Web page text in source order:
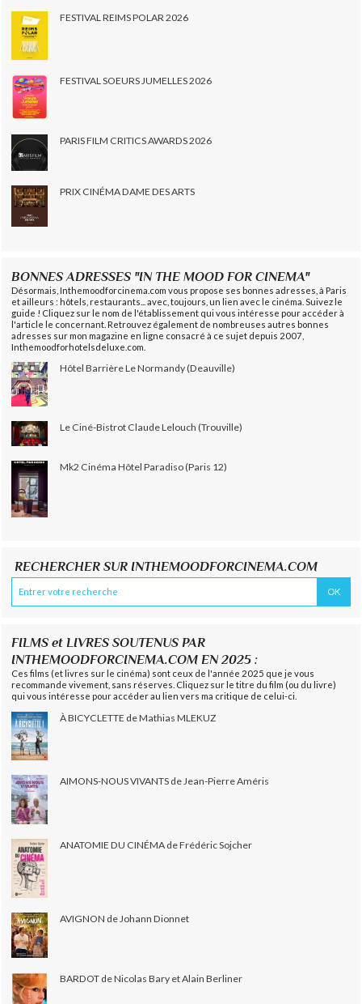
FESTIVAL REIMS POLAR 2026
FESTIVAL SOEURS JUMELLES 2026
PARIS FILM CRITICS AWARDS 2026
PRIX CINÉMA DAME DES ARTS
BONNES ADRESSES "IN THE MOOD FOR CINEMA"
Désormais, Inthemoodforcinema.com vous propose ses bonnes adresses, à Paris
et ailleurs : hôtels, restaurants... avec, toujours, un lien avec le cinéma. Suivez le
guide ! Cliquez sur le nom de l'établissement qui vous intéresse pour accéder à
l'article le concernant. Retrouvez également de nombreuses autres bonnes
adresses sur mon magazine en ligne consacré à ce sujet depuis 2007,
Inthemoodforhotelsdeluxe.com.
Hôtel Barrière Le Normandy (Deauville)
Le Ciné-Bistrot Claude Lelouch (Trouville)
Mk2 Cinéma Hôtel Paradiso (Paris 12)
RECHERCHER SUR INTHEMOODFORCINEMA.COM
FILMS et LIVRES SOUTENUS PAR
INTHEMOODFORCINEMA.COM EN 2025 :
Ces films (et livres sur le cinéma) sont ceux de l'année 2025 que je vous
recommande vivement, sans réserves. Cliquez sur le titre du film (ou du livre)
qui vous intéresse pour accéder au lien vers ma critique de celui-ci.
À BICYCLETTE de Mathias MLEKUZ
AIMONS-NOUS VIVANTS de Jean-Pierre Améris
ANATOMIE DU CINÉMA de Frédéric Sojcher
AVIGNON de Johann Dionnet
BARDOT de Nicolas Bary et Alain Berliner